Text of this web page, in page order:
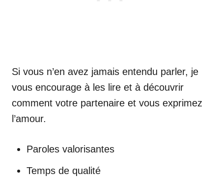
Si vous n’en avez jamais entendu parler, je
vous encourage à les lire et à découvrir
comment votre partenaire et vous exprimez
l’amour.
Paroles valorisantes
Temps de qualité